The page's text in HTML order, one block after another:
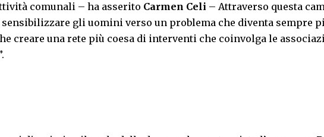
comunali – ha asserito Carmen Celi – Attraverso questa
gli uomini verso un problema che diventa sempre
creare una rete più coesa di interventi che coinvolga le